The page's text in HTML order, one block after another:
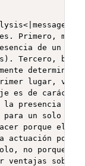
Primero, me
de un
Tercero,
lugar, veo
es de
la presencia de
un solo
porque el
actuación
no porque
ventajas